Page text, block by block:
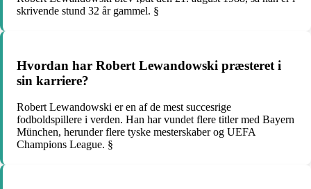
skrivende stund 32 år gammel. §
Hvordan har Robert Lewandowski præsteret i
sin karriere?
Robert Lewandowski er en af de mest succesrige
fodboldspillere i verden. Han har vundet flere titler med Bayern
München, herunder flere tyske mesterskaber og UEFA
Champions League. §